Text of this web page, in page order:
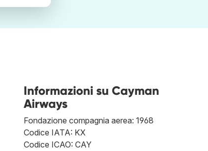
Informazioni su Cayman
Airways
Fondazione compagnia aerea: 1968
Codice IATA: KX
Codice ICAO: CAY